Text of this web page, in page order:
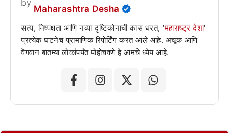
by
Maharashtra Desha
सत्य, निष्पक्षता आणि नव्या दृष्टिकोनाची कास धरत, 'महाराष्ट्र देशा'
प्रत्येक घटनेचं प्रामाणिक रिपोर्टिंग करत आले आहे. अचूक आणि
वेगवान बातम्या लोकांपर्यंत पोहोचवणे हे आमचे ध्येय आहे.